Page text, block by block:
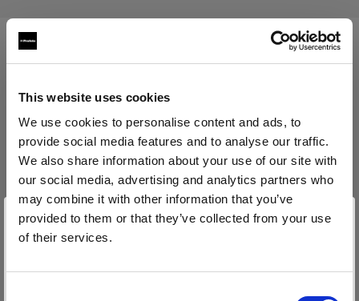
This website uses cookies
We use cookies to personalise content and ads, to
provide social media features and to analyse our traffic.
We also share information about your use of our site with
our social media, advertising and analytics partners who
may combine it with other information that you’ve
provided to them or that they’ve collected from your use
of their services.
Möchten Sie Ihren Standort aktualisieren?
Kompatibel mit:
Packs
Profoto D4
Soft Reflectors
Zoom Rod Softbox Kit